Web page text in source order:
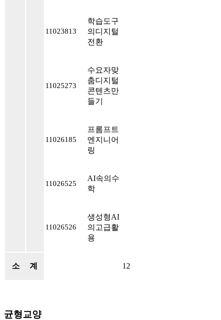
11023813
학습도구
의디지털
전환
11025273
수요자맞
춤디지털
콘텐츠만
들기
11026185
프롬프트
엔지니어
링
11026525
AI속의수
학
11026526
생성형AI
의고급활
용
소 계 12
균형교양